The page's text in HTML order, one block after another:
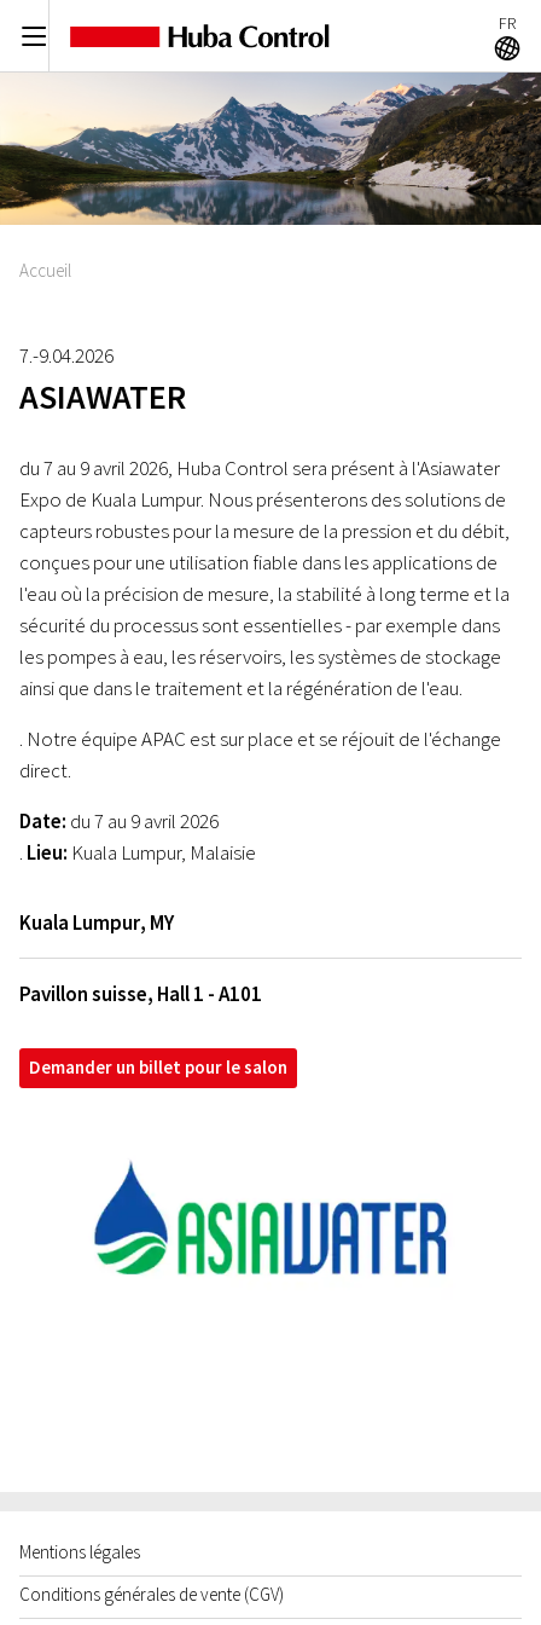
C FR
A
Accueil
7.-9.04.2026
ASIAWATER
du 7 au 9 avril 2026, Huba Control sera présent à l'Asiawater
Expo de Kuala Lumpur. Nous présenterons des solutions de
capteurs robustes pour la mesure de la pression et du débit,
conçues pour une utilisation fiable dans les applications de
l'eau où la précision de mesure, la stabilité à long terme et la
sécurité du processus sont essentielles - par exemple dans
les pompes à eau, les réservoirs, les systèmes de stockage
ainsi que dans le traitement et la régénération de l'eau.
. Notre équipe APAC est sur place et se réjouit de l'échange
direct.
Date: du 7 au 9 avril 2026
. Lieu: Kuala Lumpur, Malaisie
Kuala Lumpur, MY
Pavillon suisse, Hall 1 - A101
Demander un billet pour le salon
Mentions légales
Conditions générales de vente (CGV)